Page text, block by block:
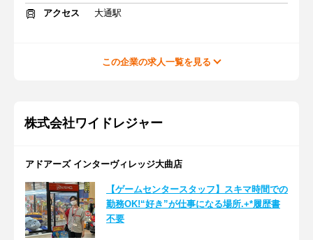
アクセス
大通駅
この企業の求人一覧を見る
株式会社ワイドレジャー
アドアーズ インターヴィレッジ大曲店
【ゲームセンタースタッフ】スキマ時間での
勤務OK!“好き”が仕事になる場所.+*履歴書
不要